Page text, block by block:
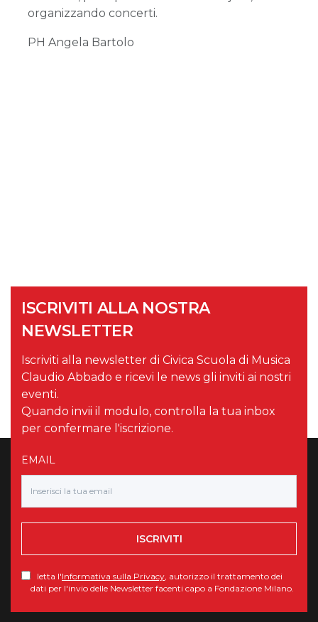
organizzando concerti.
PH Angela Bartolo
ISCRIVITI ALLA NOSTRA
NEWSLETTER
Iscriviti alla newsletter di Civica Scuola di Musica
Claudio Abbado e ricevi le news gli inviti ai nostri
eventi.
Quando invii il modulo, controlla la tua inbox
per confermare l'iscrizione.
EMAIL
ISCRIVITI
letta l'Informativa sulla Privacy , autorizzo il trattamento dei
dati per l'invio delle Newsletter facenti capo a Fondazione Milano.